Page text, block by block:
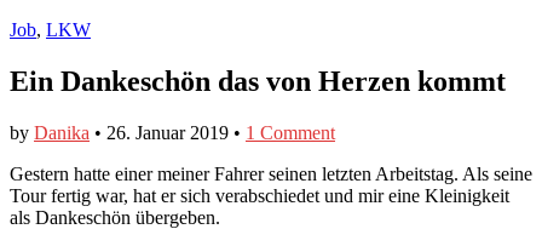
Job, LKW
Ein Dankeschön das von Herzen kommt
by Danika • 26. Januar 2019 • 1 Comment
Gestern hatte einer meiner Fahrer seinen letzten Arbeitstag. Als seine
Tour fertig war, hat er sich verabschiedet und mir eine Kleinigkeit
als Dankeschön übergeben.